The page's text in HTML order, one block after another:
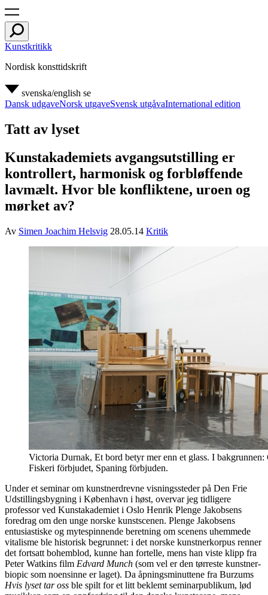
Kunstkritikk
Nordisk konsttidskrift
svenska/english se
Dansk udgaveNorsk utgaveSvensk utgåvaInternational edition
Tatt av lyset
Kunstakademiets avgangsutstilling er
kontrollert, harmonisk og forbløffende
lavmælt. Hvor ble konfliktene, uroen og
mørket av?
Av Simen Joachim Helsvig 28.05.14 Kritik
Victoria Durnak, Et bord betyr mer enn et glass. I bakgrunnen:
Fiskeri förbjudet, Spaning förbjuden.
Under et seminar om kunstnerdrevne visningssteder på Den Frie
Udstillingsbygning i København i høst, overvar jeg tidligere
professor ved Kunstakademiet i Oslo Henrik Plenge Jakobsens
foredrag om den unge norske kunstscenen. Plenge Jakobsens
entusiastiske og mytespinnende beretning om scenens uhemmede
vitalisme ble historisk begrunnet: i det norske kunstnerkorpus renner
det fortsatt bohemblod, kunne han fortelle, mens han viste klipp fra
Peter Watkins film Edvard Munch (som vel er den tørreste kunstner-
biopic som noensinne er laget). Da åpningsminuttene fra Burzums
Hvis lyset tar oss ble spilt for et litt beklemt seminarpublikum, lød